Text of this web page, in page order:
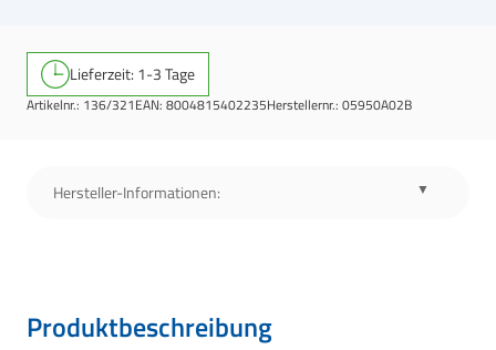
Lieferzeit: 1-3 Tage
Artikelnr.: 136/321EAN: 8004815402235Herstellernr.: 05950A02B
Hersteller-Informationen:
Produktbeschreibung